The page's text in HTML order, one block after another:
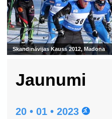
Skandināvijas Kauss 2012, Madona
Jaunumi
20 • 01 • 2023